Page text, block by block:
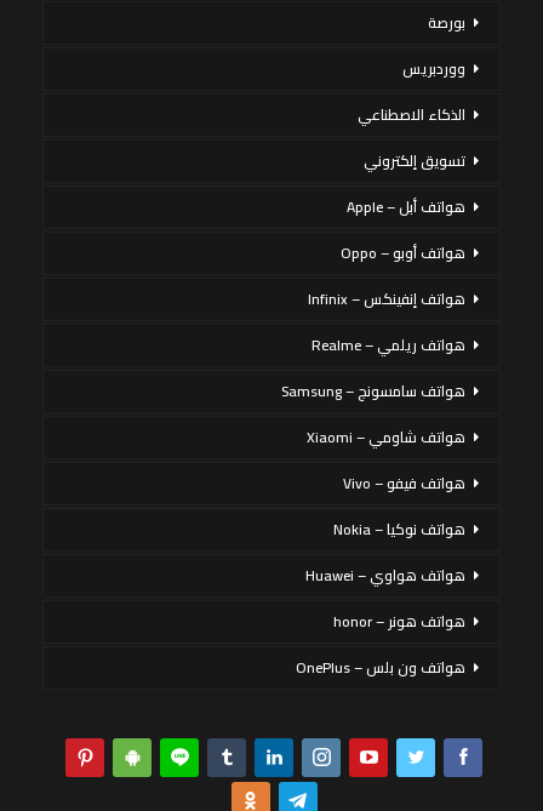
بورصة
ووردبريس
الذكاء الاصطناعي
تسويق إلكتروني
هواتف أبل – Apple
هواتف أوبو – Oppo
هواتف إنفينكس – Infinix
هواتف ريلمي – Realme
هواتف سامسونج – Samsung
هواتف شاومي – Xiaomi
هواتف فيفو – Vivo
هواتف نوكيا – Nokia
هواتف هواوي – Huawei
هواتف هونر – honor
هواتف ون بلس – OnePlus